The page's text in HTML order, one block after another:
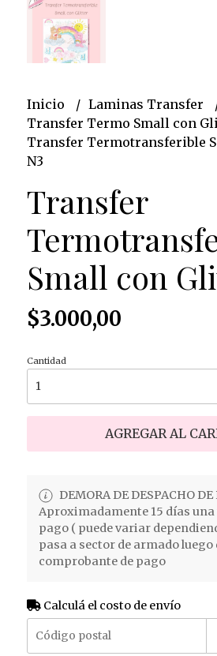
Inicio
Laminas Transfer
Transfer Termo Small con
Transfer Termotransferible
N3
Transfer
Small con
$3.000,00
Cantidad
AGREGAR AL
DEMORA DE DESPACHO
Aproximadamente 15 días una
pago ( puede variar
pasa a sector de armado luego
comprobante de pago
Calculá el costo de envío